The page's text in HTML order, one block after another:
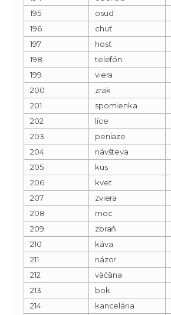
195
osud
196
chuť
197
hosť
198
telefón
199
viera
200
zrak
201
spomienka
202
líce
203
peniaze
204
návšteva
205
kus
206
kvet
207
zviera
208
moc
209
zbraň
210
káva
211
názor
212
väčšina
213
bok
214
kancelária